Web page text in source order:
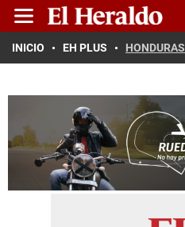
INICIO EH PLUS HONDURAS